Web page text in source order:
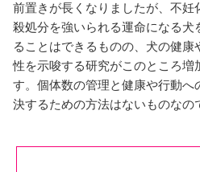
前置きが長くなりましたが、不妊
殺処分を強いられる運命になる犬
ることはできるものの、犬の健
性を示唆する研究がこのところ増
す。個体数の管理と健康や行動へ
決するための方法はないものなの